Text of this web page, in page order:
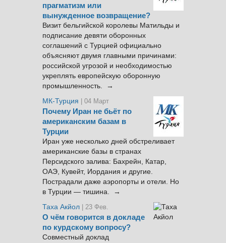
прагматизм или
вынужденное возвращение?
Визит бельгийской королевы Матильды и
подписание девяти оборонных
соглашений с Турцией официально
объясняют двумя главными причинами:
российской угрозой и необходимостью
укреплять европейскую оборонную
промышленность. →
МК-Турция
| 04 Март
Почему Иран не бьёт по
американским базам в
Турции
Иран уже несколько дней обстреливает
американские базы в странах
Персидского залива: Бахрейн, Катар,
ОАЭ, Кувейт, Иордания и другие.
Пострадали даже аэропорты и отели. Но
в Турции — тишина. →
Таха Акйол | 23 Фев.
О чём говорится в докладе
по курдскому вопросу?
Совместный доклад